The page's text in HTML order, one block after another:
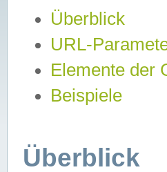
Überblick
URL-
Elemente der
Beispiele
Überblick